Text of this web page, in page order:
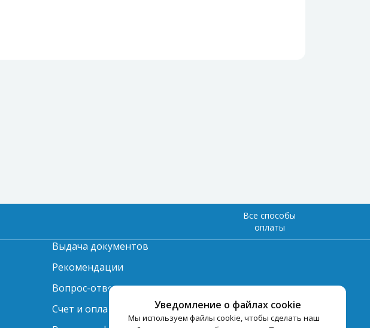
Уведомление о файлах cookie
Мы используем файлы cookie, чтобы сделать наш
Все способы
оплаты
Выдача документов
Рекомендации
Вопрос-ответ
Счет и оплата